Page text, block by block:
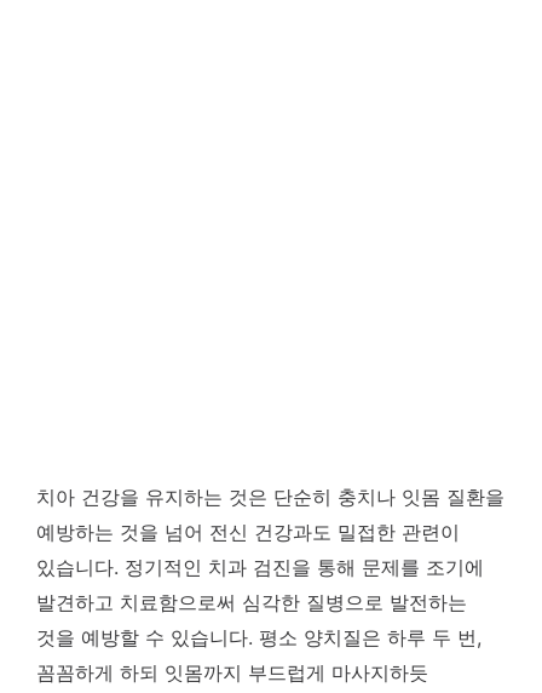
치아 건강을 유지하는 것은 단순히 충치나 잇몸 질환을
예방하는 것을 넘어 전신 건강과도 밀접한 관련이
있습니다. 정기적인 치과 검진을 통해 문제를 조기에
발견하고 치료함으로써 심각한 질병으로 발전하는
것을 예방할 수 있습니다. 평소 양치질은 하루 두 번,
꼼꼼하게 하되 잇몸까지 부드럽게 마사지하듯